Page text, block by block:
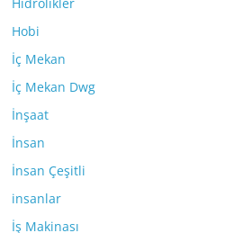
Hobi
İç Mekan
İç Mekan Dwg
İnşaat
İnsan
İnsan Çeşitli
insanlar
İş Makinası